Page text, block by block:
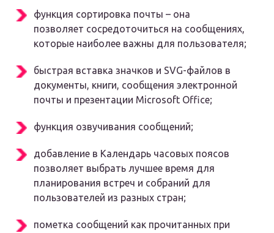
функция сортировка почты – она
позволяет сосредоточиться на сообщениях,
которые наиболее важны для пользователя;
быстрая вставка значков и SVG-файлов в
документы, книги, сообщения электронной
почты и презентации Microsoft Office;
функция озвучивания сообщений;
добавление в Календарь часовых поясов
позволяет выбрать лучшее время для
планирования встреч и собраний для
пользователей из разных стран;
пометка сообщений как прочитанных при